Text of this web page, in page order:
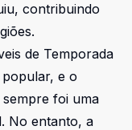
contribuindo
de Temporada
e o
foi uma
No entanto, a